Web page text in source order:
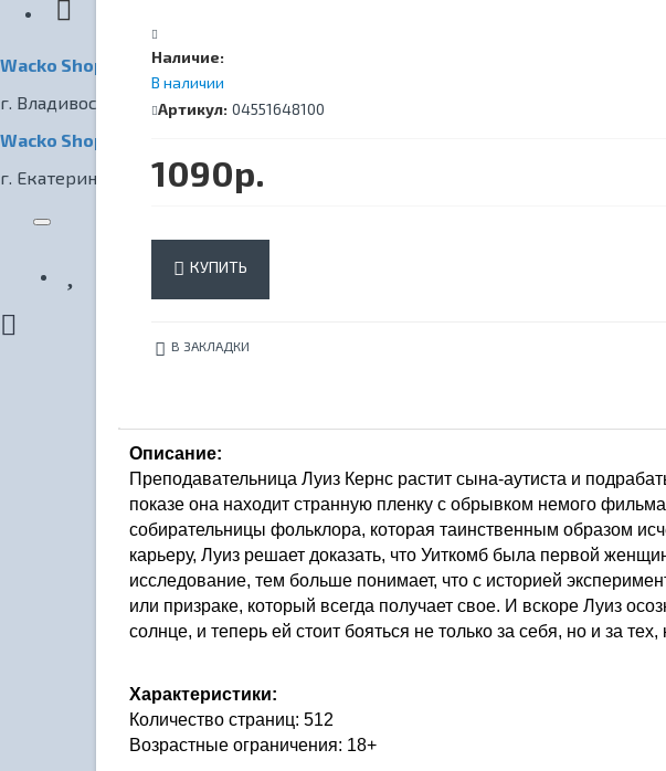
Wacko Shop Владивосток
г. Владивосток, ул. Светланская, 7
Wacko Shop Екатеринбург
г. Екатеринбург, ул. Радищева, 1
Наличие:
В наличии
Артикул: 04551648100
1090р.
КУПИТЬ
В ЗАКЛАДКИ
Описание:
Преподавательница Луиз Кернс растит сына-аутиста и
показе она находит странную пленку с обрывком немого
собирательницы фольклора, которая таинственным образом
карьеру, Луиз решает доказать, что Уиткомб была первой
исследование, тем больше понимает, что с историей
или призраке, который всегда получает свое. И вскоре Луиз
солнце, и теперь ей стоит бояться не только за себя, но и за тех,
Характеристики:
Количество страниц: 512
Возрастные ограничения: 18+